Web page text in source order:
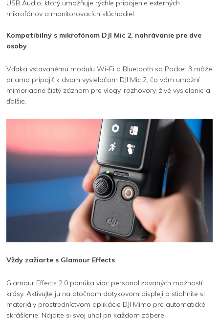
USB Audio, ktorý umožňuje rýchle pripojenie externých
mikrofónov a monitorovacích slúchadiel.
Kompatibilný s mikrofónom DJI Mic 2, nahrávanie pre dve
osoby
Vďaka vstavanému modulu Wi-Fi a Bluetooth sa Pocket 3 môže
priamo pripojiť k dvom vysielačom DJI Mic 2, čo vám umožní
mimoriadne čistý záznam pre vlogy, rozhovory, živé vysielanie a
ďalšie.
Vždy zažiarte s Glamour Effects
Glamour Effects 2.0 ponúka viac personalizovaných možností
krásy. Aktivujte ju na otočnom dotykovom displeji a stiahnite si
materiály prostredníctvom aplikácie DJI Mimo pre automatické
skrášlenie. Nájdite si svoj uhol pri každom zábere.